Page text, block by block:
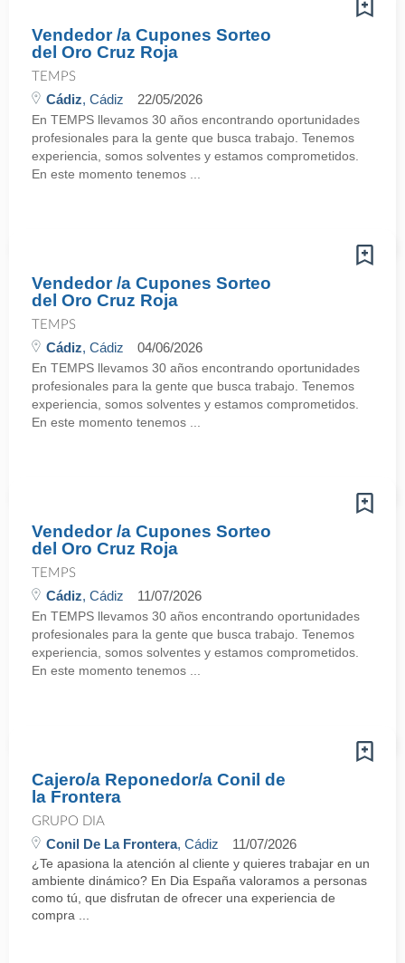
Vendedor /a Cupones Sorteo
del Oro Cruz Roja
TEMPS
Cádiz, Cádiz 22/05/2026
En TEMPS llevamos 30 años encontrando oportunidades
profesionales para la gente que busca trabajo. Tenemos
experiencia, somos solventes y estamos comprometidos.
En este momento tenemos ...
Vendedor /a Cupones Sorteo
del Oro Cruz Roja
TEMPS
Cádiz, Cádiz 04/06/2026
En TEMPS llevamos 30 años encontrando oportunidades
profesionales para la gente que busca trabajo. Tenemos
experiencia, somos solventes y estamos comprometidos.
En este momento tenemos ...
Vendedor /a Cupones Sorteo
del Oro Cruz Roja
TEMPS
Cádiz, Cádiz 11/07/2026
En TEMPS llevamos 30 años encontrando oportunidades
profesionales para la gente que busca trabajo. Tenemos
experiencia, somos solventes y estamos comprometidos.
En este momento tenemos ...
Cajero/a Reponedor/a Conil de
la Frontera
GRUPO DIA
Conil De La Frontera, Cádiz 11/07/2026
¿Te apasiona la atención al cliente y quieres trabajar en un
ambiente dinámico? En Dia España valoramos a personas
como tú, que disfrutan de ofrecer una experiencia de
compra ...